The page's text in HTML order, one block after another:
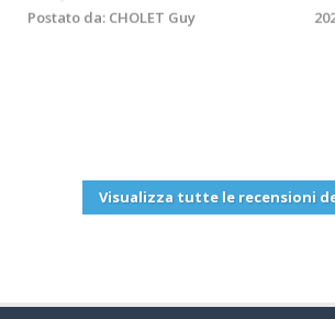
Aucune cohérence en S A V ! Discussion
Visualizza tutte le recensioni